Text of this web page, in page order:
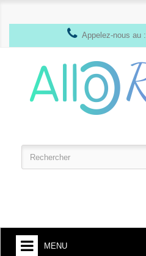
Appelez-nous au :
MENU